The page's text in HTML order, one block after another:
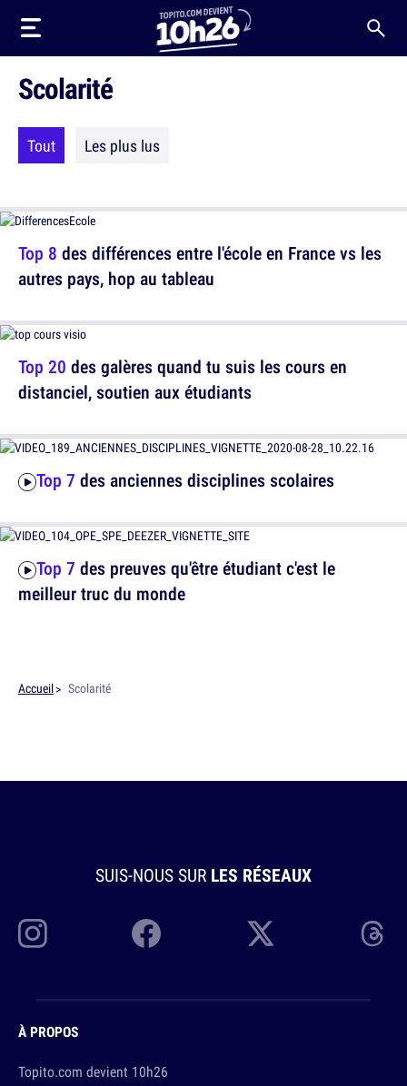
Scolarité
Tout Les plus lus
Top 8 des différences entre l'école en France vs les
autres pays, hop au tableau
Top 20 des galères quand tu suis les cours en
distanciel, soutien aux étudiants
Top 7 des anciennes disciplines scolaires
Top 7 des preuves qu'être étudiant c'est le
meilleur truc du monde
Accueil Scolarité
SUIS-NOUS SUR LES RÉSEAUX
À PROPOS
Topito.com devient 10h26